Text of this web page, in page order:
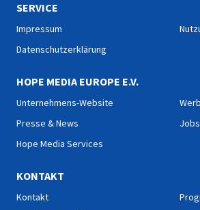
SERVICE
Impressum
Datenschutzerklärung
HOPE MEDIA EUROPE E.V.
Unternehmens-Website
Presse & News
Hope Media Services
Jobs
KONTAKT
Kontakt